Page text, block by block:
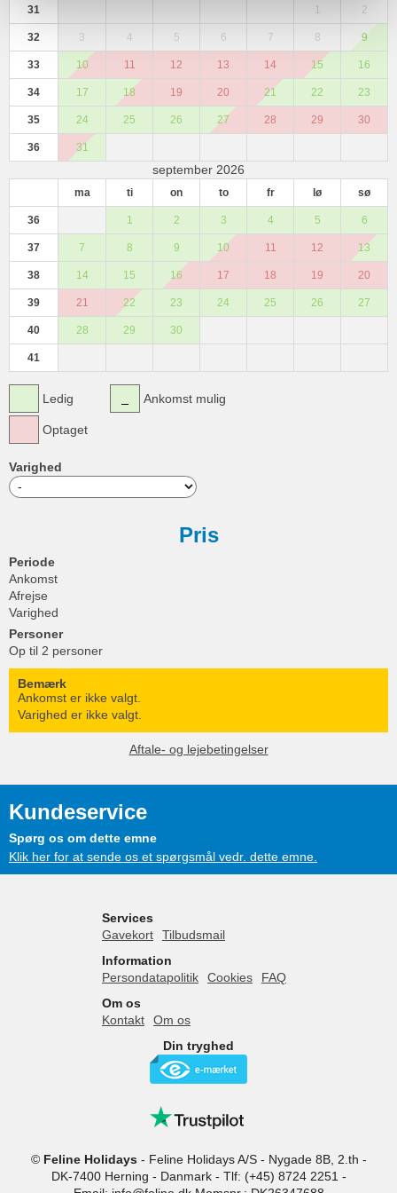
31 1 2
32 3 4 5 6 7 8 9
33 10 11 12 13 14 15 16
34 17 18 19 20 21 22 23
35 24 25 26 27 28 29 30
36 31
september 2026
ma ti on to fr lø sø
36 1 2 3 4 5 6
37 7 8 9 10 11 12 13
38 14 15 16 17 18 19 20
39 21 22 23 24 25 26 27
40 28 29 30
41
Ledig
Optaget
Ankomst mulig
Varighed
Pris
Periode
Ankomst
Afrejse
Varighed
Personer
Op til 2 personer
Bemærk
Ankomst er ikke valgt.
Varighed er ikke valgt.
Aftale- og lejebetingelser
Kundeservice
Spørg os om dette emne
Klik her for at sende os et spørgsmål vedr. dette emne.
Services
Gavekort
Tilbudsmail
Information
Persondatapolitik
Cookies
FAQ
Om os
Kontakt
Om os
Din tryghed
© Feline Holidays- Feline Holidays A/S- Nygade 8B, 2.th -
DK-7400 Herning - Danmark - Tlf: (+45) 8724 2251-